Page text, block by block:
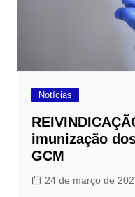
Notícias
imunização
GCM
24 de março de